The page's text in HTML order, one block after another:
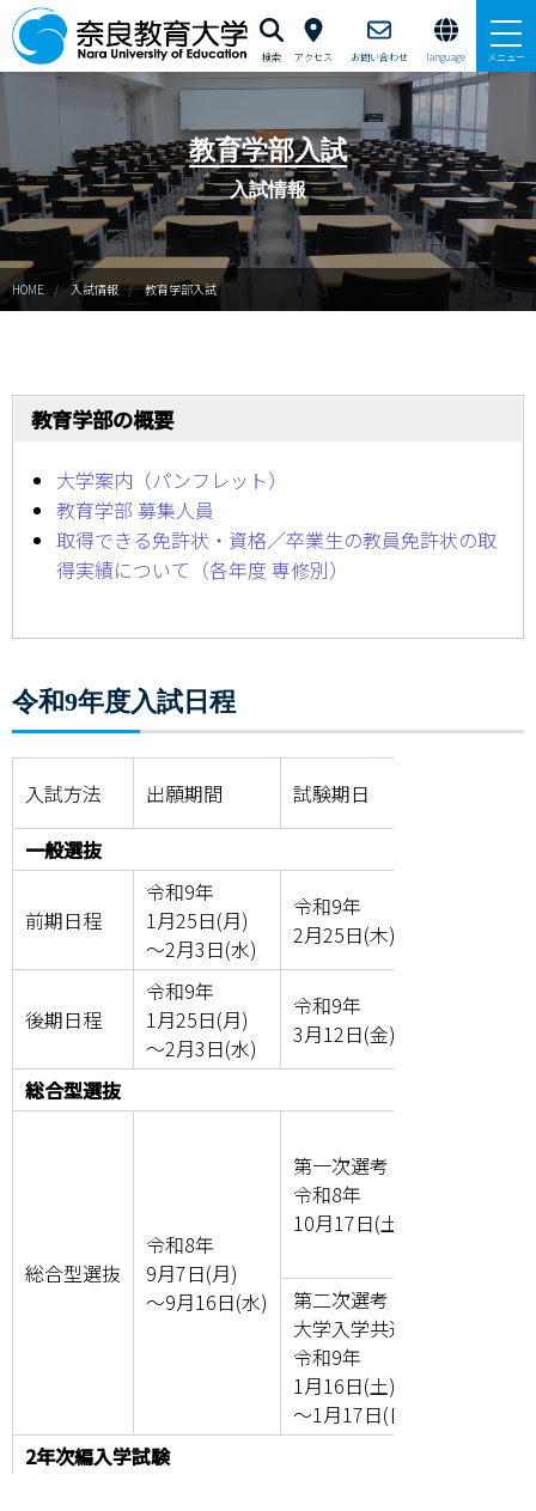
検索 アクセス お問い合わせ language メニュー
本学で学びたい方へ
在学生の方へ
卒業生・修了生の方、現職教員の方へ
自治体・企業の方へ
教職員の方へ
大学紹介
入試情報
学部・大学院
進路・就職
教育・学生生活
国際交流・留学
奈良国立大学機構
図書館
教育資料館
ESD・SDGsセンター
情報センター
特別支援教育研究センター
Nara ISC/ 国際戦略センター
こどもの学びと育ちセンター(C-CHILD)
保健センター
教育学部入試
入試情報
HOME 入試情報 教育学部入試
教育学部の概要
大学案内（パンフレット）
教育学部 募集人員
取得できる免許状・資格／卒業生の教員免許状の取
得実績について（各年度 専修別）
令和9年度入試日程
入試方法 出願期間 試験期日
一般選抜
前期日程
令和9年
1月25日(月)
～2月3日(水)
令和9年
2月25日(木)
後期日程
令和9年
1月25日(月)
～2月3日(水)
令和9年
3月12日(金)
総合型選抜
総合型選抜
令和8年
9月7日(月)
～9月16日(水)
第一次選考
令和8年
10月17日(土)
第二次選考
大学入学共通テスト
令和9年
1月16日(土)
～1月17日(日)
2年次編入学試験